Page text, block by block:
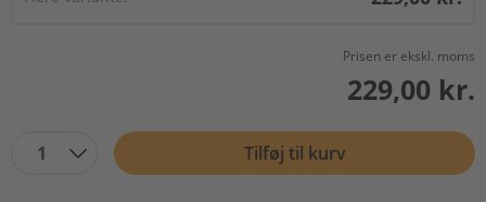
Prisen er ekskl. moms
229,00 kr.
1 Tilføj til kurv